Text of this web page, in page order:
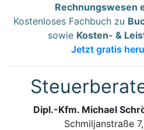
Rechnungswesen
Kostenloses Fachbuch zu
sowie Kosten- &
Jetzt gratis
Dipl.-Kfm. Michael
Schmiljanstraße